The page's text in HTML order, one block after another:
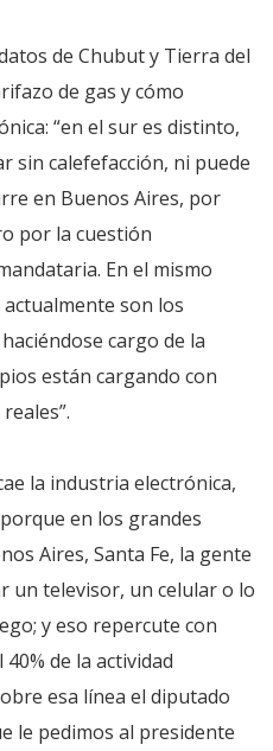
de Chubut y Tierra del
de gas y cómo
“en el sur es distinto,
sin calefefacción, ni puede
en Buenos Aires, por
por la cuestión
En el mismo
son los
cargo de la
están cargando con
la industria electrónica,
en los grandes
Aires, Santa Fe, la gente
un televisor, un celular o lo
y eso repercute con
de la actividad
esa línea el diputado
le pedimos al presidente